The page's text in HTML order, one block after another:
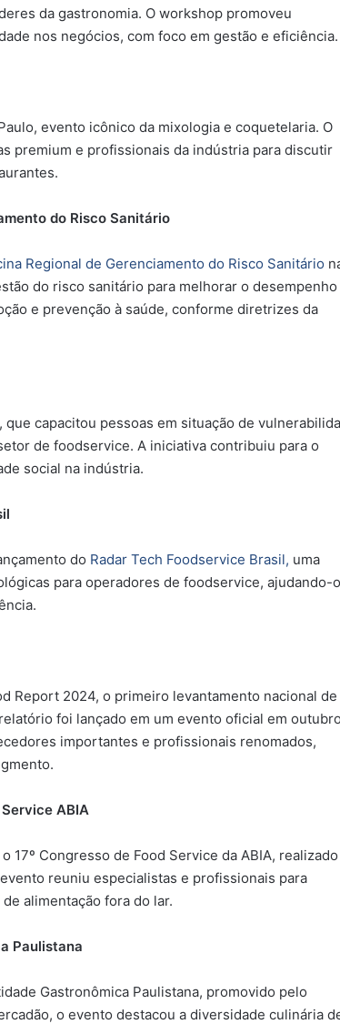
da gastronomia. O workshop promoveu
nos negócios, com foco em gestão e eficiência.
evento icônico da mixologia e coquetelaria. O
premium e profissionais da indústria para discutir
do Risco Sanitário
Regional de Gerenciamento do Risco Sanitário
do risco sanitário para melhorar o desempenho
e prevenção à saúde, conforme diretrizes da
capacitou pessoas em situação de
de foodservice. A iniciativa contribuiu para o
social na indústria.
do Radar Tech Foodservice Brasil, uma
para operadores de foodservice, ajudando-
Report 2024, o primeiro levantamento nacional de
foi lançado em um evento oficial em
importantes e profissionais renomados,
ABIA
17º Congresso de Food Service da ABIA,
reuniu especialistas e profissionais para
alimentação fora do lar.
Paulistana
Gastronômica Paulistana, promovido pelo
o evento destacou a diversidade culinária